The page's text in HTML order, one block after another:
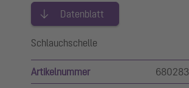
Datenblatt
Schlauchschelle
Artikelnummer 680283